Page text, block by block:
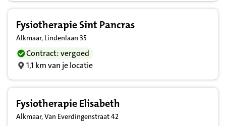
Fysiotherapie Sint Pancras
Alkmaar, Lindenlaan 35
Contract: vergoed
1,1 km van je locatie
Fysiotherapie Elisabeth
Alkmaar, Van Everdingenstraat 42